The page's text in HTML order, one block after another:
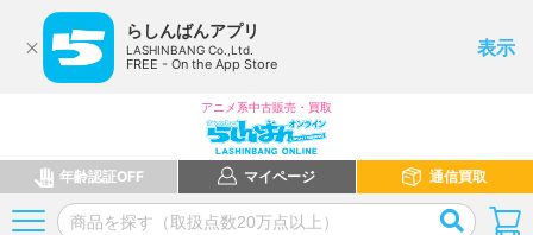
らしんばんアプリ
LASHINBANG Co.,Ltd.
FREE - On the App Store
表示
アニメ系中古販売・買取
年齢認証OFF マイページ 通信買取